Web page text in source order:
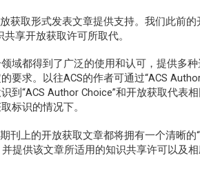
获取形式发表文章提供支持。我们此前的
享开放获取许可所取代。
域都得到了广泛的使用和认可，提供多
要求。以往ACS的作者可通过“ACS
到“ACS Author Choice”和开放获取代表
标识的情况下。
刊上的开放获取文章都将拥有一个清晰的
提供该文章所适用的知识共享许可以及相